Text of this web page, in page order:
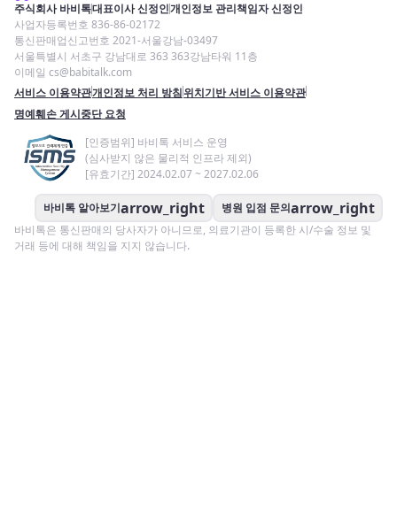
주식회사 바비톡대표이사 신정인개인정보 관리책임자 신정인
사업자등록번호 836-86-02172
통신판매업신고번호 2021-서울강남-03497
서울특별시 서초구 강남대로 363 363강남타워 11층
이메일 cs@babitalk.com
서비스 이용약관개인정보 처리 방침위치기반 서비스 이용약관
명예훼손 게시중단 요청
[인증범위] 바비톡 서비스 운영
(심사받지 않은 물리적 인프라 제외)
[유효기간] 2024.02.07 ~ 2027.02.06
바비톡 알아보기arrow_right 병원 입점 문의arrow_right
바비톡은 통신판매의 당사자가 아니므로, 의료기관이 등록한 시/수술 정보 및
거래 등에 대해 책임을 지지 않습니다.